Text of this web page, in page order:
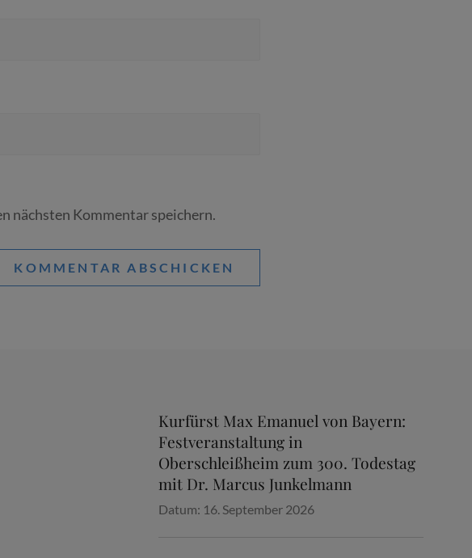
nächsten Kommentar speichern.
Kurfürst Max Emanuel von Bayern:
Festveranstaltung in
Oberschleißheim zum 300. Todestag
mit Dr. Marcus Junkelmann
Datum: 16. September 2026